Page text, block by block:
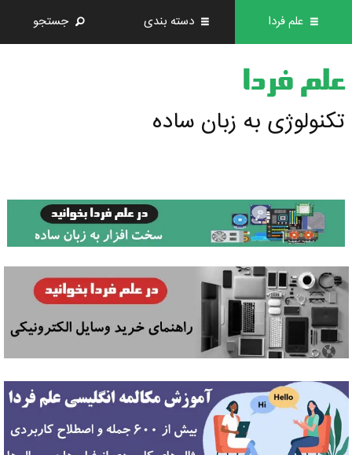
علم فردا دسته بندی جستجو
علم فردا
تکنولوژی به زبان ساده